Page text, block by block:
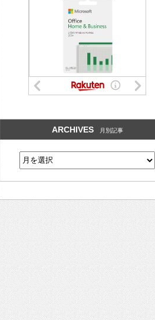
ARCHIVES 月別記事